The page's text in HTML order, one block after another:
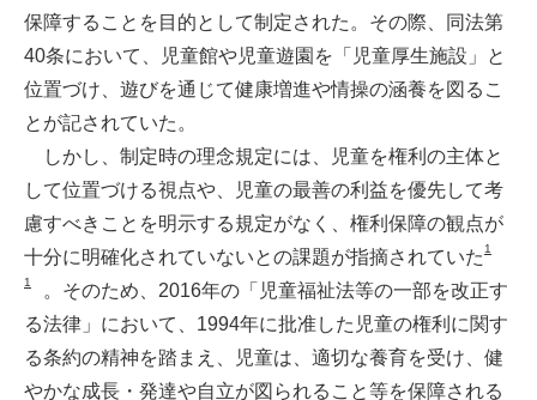
保障することを目的として制定された。その際、同法第
40条において、児童館や児童遊園を「児童厚生施設」と
位置づけ、遊びを通じて健康増進や情操の涵養を図るこ
とが記されていた。
しかし、制定時の理念規定には、児童を権利の主体と
して位置づける視点や、児童の最善の利益を優先して考
慮すべきことを明示する規定がなく、権利保障の観点が
十分に明確化されていないとの課題が指摘されていた 1
1
。そのため、2016年の「児童福祉法等の一部を改正す
る法律」において、1994年に批准した児童の権利に関す
る条約の精神を踏まえ、児童は、適切な養育を受け、健
やかな成長・発達や自立が図られること等を保障される